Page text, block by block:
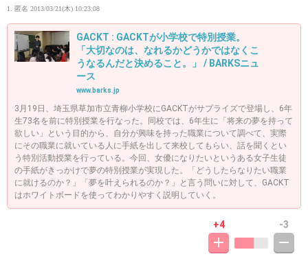
1. 匿名 2013/03/21(木) 10:23:08
GACKT : GACKTが小学校で特別授業。
「大切なのは、なれるかどうかではなくこ
うなるんだと決めること。」 / BARKSニュ
ース
www.barks.jp
3月19日、埼玉県草加市立青柳小学校にGACKTがサプライズで登場し、6年
生73名を前に特別授業を行なった。同校では、6年生に「将来の夢を持って
欲しい」という目的から、自分が興味を持った職業について調べて、実際
にその職業に就いている人に手紙を出して来校してもらい、話を聞くとい
う特別活動授業を行っている。今回、女優になりたいというある女子生徒
の手紙がきっかけで夢の特別授業が実現した。「どうしたらなりたい職業
に就けるのか？」「夢を叶えられるのか？」と言う問いに対して、GACKT
はホワイトボードを使ってわかりやすく説明していく。
+4 -3